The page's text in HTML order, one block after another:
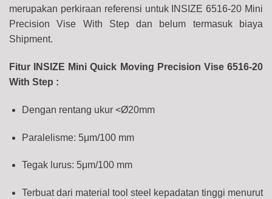
merupakan perkiraan referensi untuk INSIZE 6516-20 Mini
Precision Vise With Step dan belum termasuk biaya
Shipment.
Fitur
INSIZE Mini Quick Moving Precision Vise 6516-20
With Step :
Dengan rentang ukur <Ø20mm
Paralelisme: 5μm/100 mm
Tegak lurus: 5μm/100 mm
Terbuat dari material tool steel kepadatan tinggi menurut